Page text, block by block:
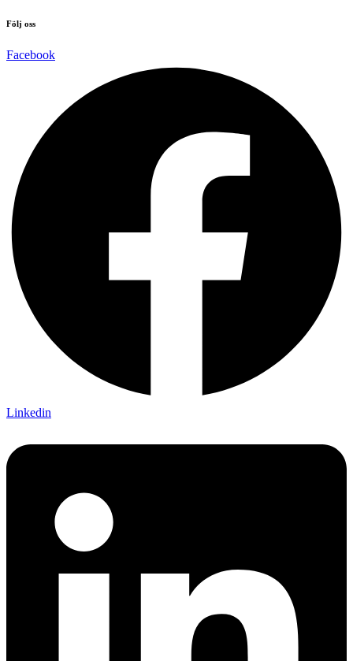
Följ oss
Facebook
Linkedin